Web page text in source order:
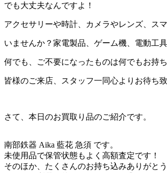
でも大丈夫なんですよ！
アクセサリーや時計、カメラやレンズ、ス
いませんか？家電製品、ゲーム機、電動工
何でも、ご不要になったものは何でもお持ち
皆様のご来店、スタッフ一同心よりお待ち
さて、本日のお買取り品のご紹介です。
南部鉄器 Aika 藍花 急須 です。
未使用品で保管状態もよく高額査定です！
そのほか、たくさんのお持ち込みありがと